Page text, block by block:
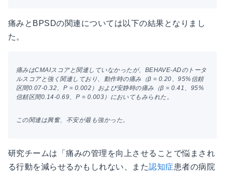
痛みとBPSDの関連については以下の結果となりまし
た。
痛みはCMAIスコアと関連していなかったが、BEHAVE-ADのトータ
ルスコアと強く関連しており、動作時の痛み（β = 0.20、95%信頼
区間0.07-0.32、P = 0.002）および安静時の痛み（β = 0.41、95%
信頼区間0.14-0.69、P = 0.003）においてもみられた。
この関連は興奮、不安が最も強かった。
研究チームは「痛みの管理を向上させることで悩まされ
る行動を減らせるかもしれない、また認知症患者の病院